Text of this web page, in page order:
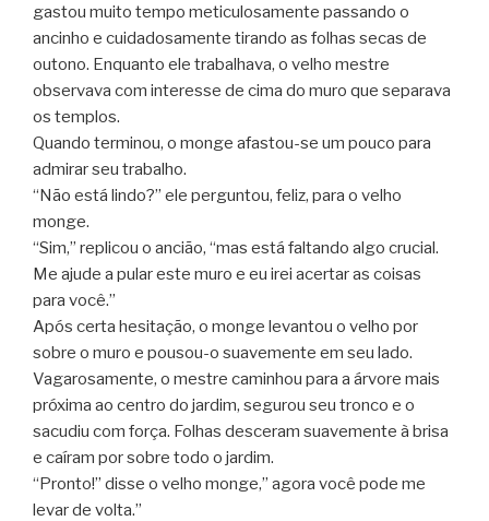
gastou muito tempo meticulosamente passando o
ancinho e cuidadosamente tirando as folhas secas de
outono. Enquanto ele trabalhava, o velho mestre
observava com interesse de cima do muro que separava
os templos.
Quando terminou, o monge afastou-se um pouco para
admirar seu trabalho.
“Não está lindo?” ele perguntou, feliz, para o velho
monge.
“Sim,” replicou o ancião, “mas está faltando algo crucial.
Me ajude a pular este muro e eu irei acertar as coisas
para você.”
Após certa hesitação, o monge levantou o velho por
sobre o muro e pousou-o suavemente em seu lado.
Vagarosamente, o mestre caminhou para a árvore mais
próxima ao centro do jardim, segurou seu tronco e o
sacudiu com força. Folhas desceram suavemente à brisa
e caíram por sobre todo o jardim.
“Pronto!” disse o velho monge,” agora você pode me
levar de volta.”